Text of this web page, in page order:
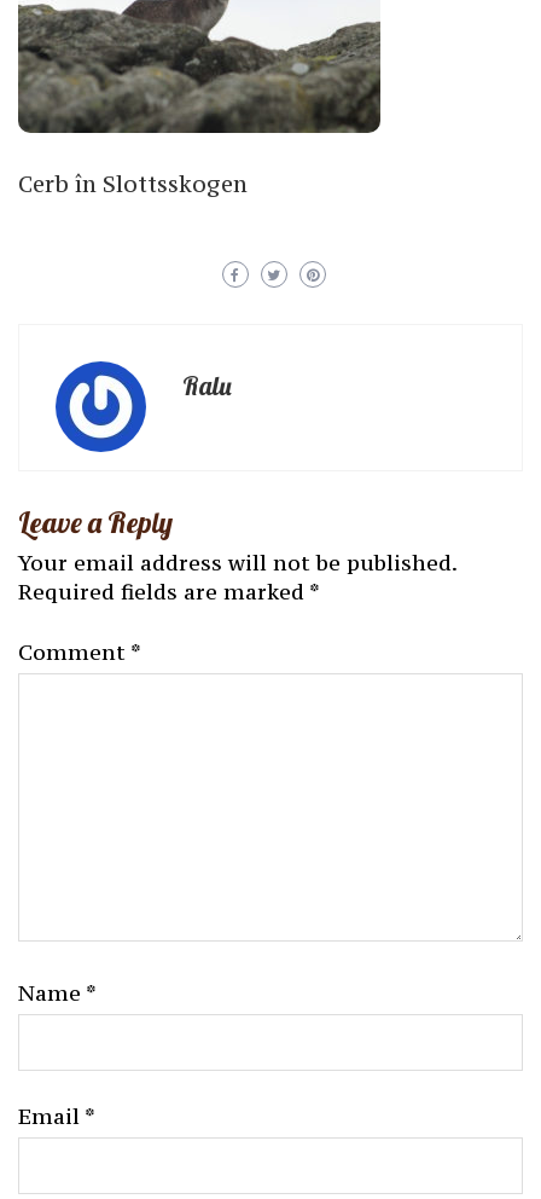
Cerb în Slottsskogen
Ralu
Leave a Reply
Your email address will not be published.
Required fields are marked *
Comment *
Name *
Email *